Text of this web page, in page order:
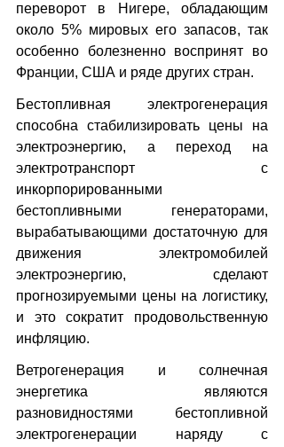
переворот в Нигере, обладающим
около 5% мировых его запасов, так
особенно болезненно воспринят во
Франции, США и ряде других стран.
Бестопливная электрогенерация
способна стабилизировать цены на
электроэнергию, а переход на
электротранспорт с
инкорпорированными
бестопливными генераторами,
вырабатывающими достаточную для
движения электромобилей
электроэнергию, сделают
прогнозируемыми цены на логистику,
и это сократит продовольственную
инфляцию.
Ветрогенерация и солнечная
энергетика являются
разновидностями бестопливной
электрогенерации наряду с